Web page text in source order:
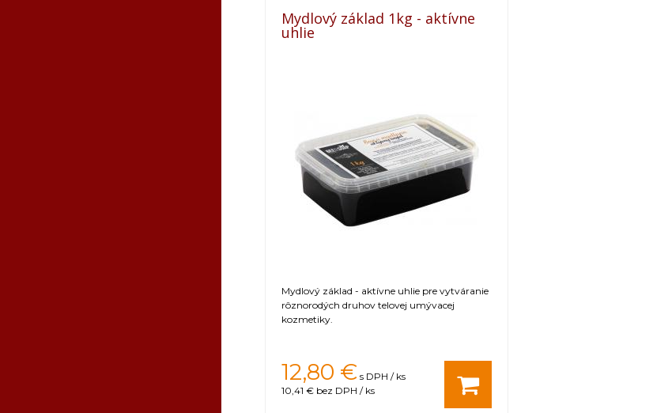
Mydlový základ 1kg - aktívne
uhlie
Mydlový základ - aktívne uhlie pre vytváranie
rôznorodých druhov telovej umývacej
kozmetiky.
12,80 € s DPH / ks
10,41 € bez DPH / ks